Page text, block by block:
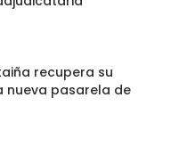
recupera su
nueva pasarela de